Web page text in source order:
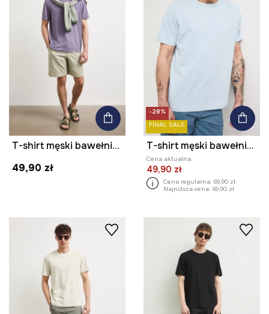
T-shirt męski bawełniany
49,90 zł
-28%
FINAL SALE
T-shirt męski bawełniany
Cena aktualna:
49,90 zł
Cena regularna: 69,90 zł
Najniższa cena: 69,90 zł